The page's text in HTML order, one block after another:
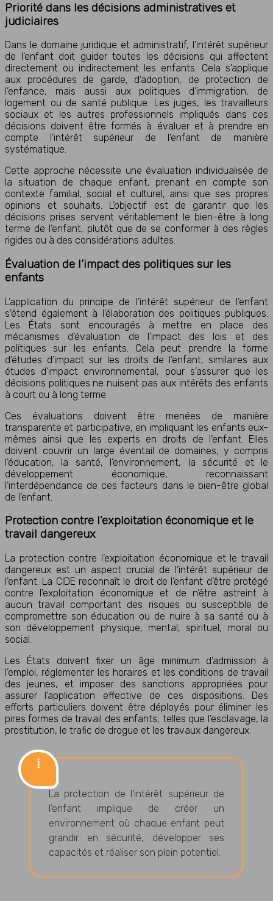
Priorité dans les décisions administratives et
judiciaires
Dans le domaine juridique et administratif, l’intérêt supérieur
de l’enfant doit guider toutes les décisions qui affectent
directement ou indirectement les enfants. Cela s’applique
aux procédures de garde, d’adoption, de protection de
l’enfance, mais aussi aux politiques d’immigration, de
logement ou de santé publique. Les juges, les travailleurs
sociaux et les autres professionnels impliqués dans ces
décisions doivent être formés à évaluer et à prendre en
compte l’intérêt supérieur de l’enfant de manière
systématique.
Cette approche nécessite une évaluation individualisée de
la situation de chaque enfant, prenant en compte son
contexte familial, social et culturel, ainsi que ses propres
opinions et souhaits. L’objectif est de garantir que les
décisions prises servent véritablement le bien-être à long
terme de l’enfant, plutôt que de se conformer à des règles
rigides ou à des considérations adultes.
Évaluation de l’impact des politiques sur les
enfants
L’application du principe de l’intérêt supérieur de l’enfant
s’étend également à l’élaboration des politiques publiques.
Les États sont encouragés à mettre en place des
mécanismes d’évaluation de l’impact des lois et des
politiques sur les enfants. Cela peut prendre la forme
d’études d’impact sur les droits de l’enfant, similaires aux
études d’impact environnemental, pour s’assurer que les
décisions politiques ne nuisent pas aux intérêts des enfants
à court ou à long terme.
Ces évaluations doivent être menées de manière
transparente et participative, en impliquant les enfants eux-
mêmes ainsi que les experts en droits de l’enfant. Elles
doivent couvrir un large éventail de domaines, y compris
l’éducation, la santé, l’environnement, la sécurité et le
développement économique, reconnaissant
l’interdépendance de ces facteurs dans le bien-être global
de l’enfant.
Protection contre l’exploitation économique et le
travail dangereux
La protection contre l’exploitation économique et le travail
dangereux est un aspect crucial de l’intérêt supérieur de
l’enfant. La CIDE reconnaît le droit de l’enfant d’être protégé
contre l’exploitation économique et de n’être astreint à
aucun travail comportant des risques ou susceptible de
compromettre son éducation ou de nuire à sa santé ou à
son développement physique, mental, spirituel, moral ou
social.
Les États doivent fixer un âge minimum d’admission à
l’emploi, réglementer les horaires et les conditions de travail
des jeunes, et imposer des sanctions appropriées pour
assurer l’application effective de ces dispositions. Des
efforts particuliers doivent être déployés pour éliminer les
pires formes de travail des enfants, telles que l’esclavage, la
prostitution, le trafic de drogue et les travaux dangereux.
La protection de l’intérêt supérieur de
l’enfant implique de créer un
environnement où chaque enfant peut
grandir en sécurité, développer ses
capacités et réaliser son plein potentiel.